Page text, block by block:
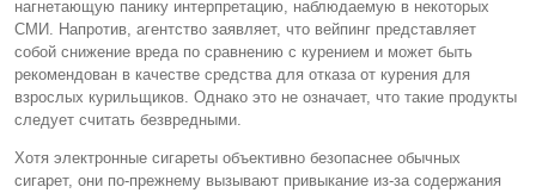
нагнетающую панику интерпретацию, наблюдаемую в некоторых
СМИ. Напротив, агентство заявляет, что вейпинг представляет
собой снижение вреда по сравнению с курением и может быть
рекомендован в качестве средства для отказа от курения для
взрослых курильщиков. Однако это не означает, что такие продукты
следует считать безвредными.
Хотя электронные сигареты объективно безопаснее обычных
сигарет, они по-прежнему вызывают привыкание из-за содержания